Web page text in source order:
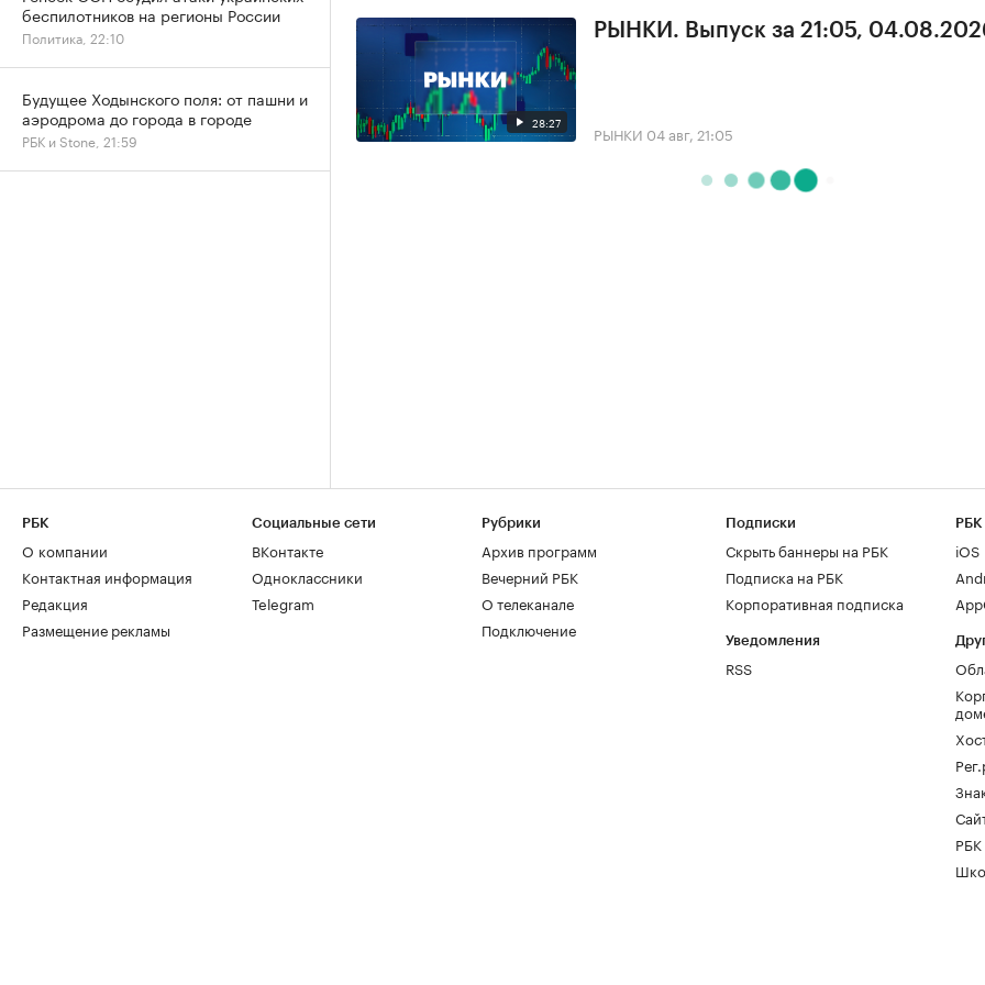
28:27
РЫНКИ. Выпуск за 21:05,
РЫНКИ 04 авг, 21:05
беспилотников на регионы России
Политика, 22:10
Будущее Ходынского поля: от пашни и
аэродрома до города в городе
РБК и Stone, 21:59
РБК
О компании
Контактная информация
Редакция
Размещение рекламы
Социальные сети
ВКонтакте
Одноклассники
Telegram
Рубрики
Архив программ
Вечерний РБК
О телеканале
Подключение
Подписки
Скрыть баннеры на РБК
Подписка на РБК
Корпоративная подписка
Уведомления
RSS
РБК
iOS